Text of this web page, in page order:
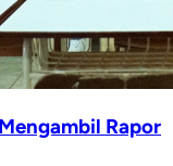
Rapor